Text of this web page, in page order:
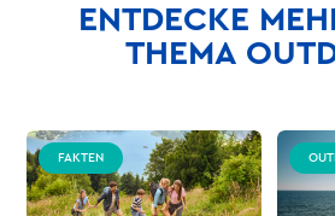
ENTDECKE
THEMA
FAKTEN